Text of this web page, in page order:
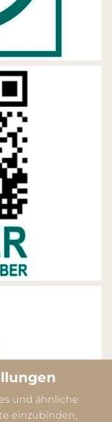
und ähnliche
einzubinden,